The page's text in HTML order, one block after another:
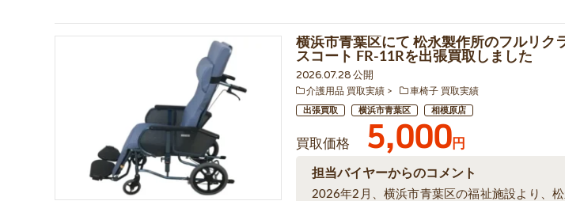
横浜市青葉区にて 松永製作所のフルリク
スコート FR-11Rを出張買取しました
2026.07.28 公開
介護用品 買取実績 車椅子 買取実績
出張買取 横浜市青葉区 相模原店
買取価格 5,000円
担当バイヤーからのコメント
2026年2月、横浜市青葉区の福祉施設より、